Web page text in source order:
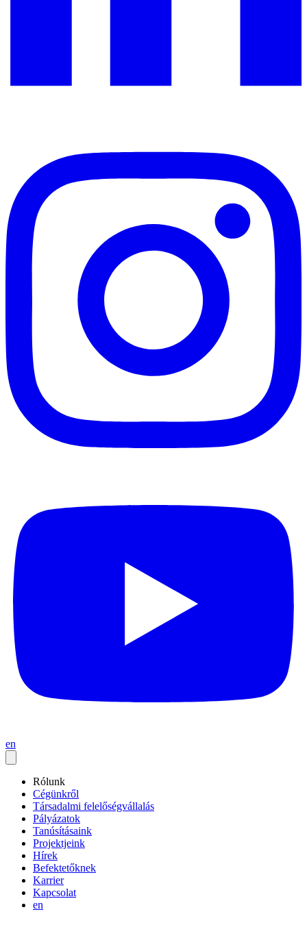
en
Rólunk
Cégünkről
Társadalmi felelőségvállalás
Pályázatok
Tanúsításaink
Projektjeink
Hírek
Befektetőknek
Karrier
Kapcsolat
en